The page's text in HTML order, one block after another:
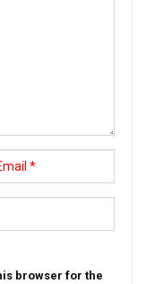
browser for the